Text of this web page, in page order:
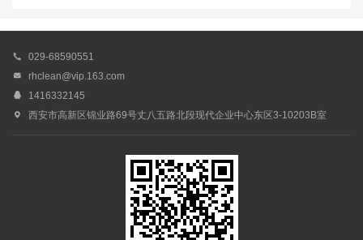
 029-68590551
 rhclean@vip.163.com
 1416332145
 西安市高新区锦业路69号丈八五路北段现代企业中心东区3-10203B室